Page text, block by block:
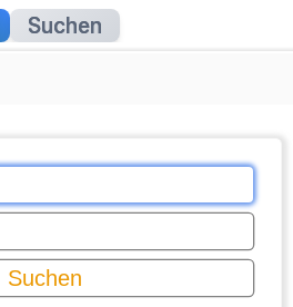
Suchen